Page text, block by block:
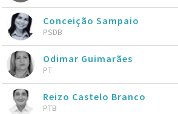
Conceição Sampaio
PSDB
Odimar Guimarães
PT
Reizo Castelo Branco
PTB